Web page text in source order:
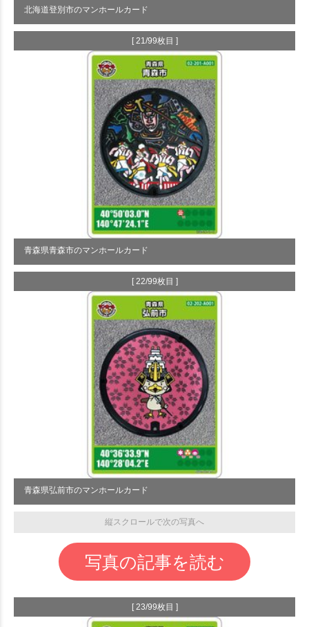
北海道登別市のマンホールカード
[ 21/99枚目 ]
青森県青森市のマンホールカード
[ 22/99枚目 ]
青森県弘前市のマンホールカード
縦スクロールで次の写真へ
写真の記事を読む
[ 23/99枚目 ]